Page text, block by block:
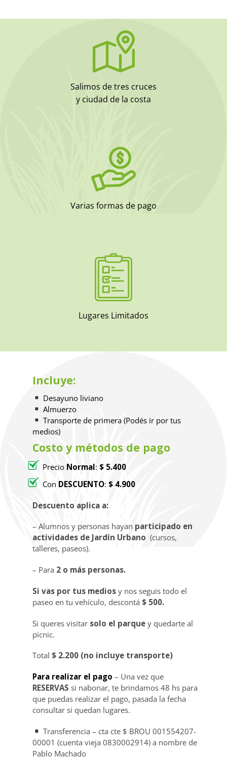
Salimos de tres cruces
y ciudad de la costa
Varias formas de pago
Lugares Limitados
Incluye:
Desayuno liviano
Almuerzo
Transporte de primera (Podés ir por tus
medios)
Costo y métodos de pago
Precio Normal: $ 5.400
Con DESCUENTO: $ 4.900
Descuento aplica a:
– Alumnos y personas hayan participado en
actividades de Jardín Urbano (cursos,
talleres, paseos).
– Para 2 o más personas.
Si vas por tus medios y nos seguis todo el
paseo en tu vehículo, descontá $ 500.
Si queres visitar solo el parque y quedarte al
picnic.
Total $ 2.200 (no incluye transporte)
Para realizar el pago – Una vez que
RESERVAS si nabonar, te brindamos 48 hs para
que puedas realizar el pago, pasada la fecha
consultar si quedan lugares.
Transferencia – cta cte $ BROU 001554207-
00001 (cuenta vieja 0830002914) a nombre de
Pablo Machado